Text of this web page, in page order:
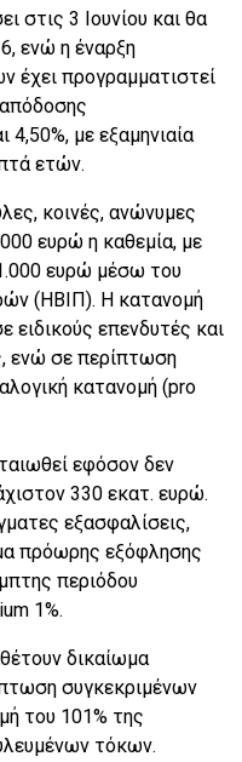
στις 3 Ιουνίου και θα
ενώ η έναρξη
έχει προγραμματιστεί
απόδοσης
4,50%, με εξαμηνιαία
ετών.
κοινές, ανώνυμες
ευρώ η καθεμία, με
ευρώ μέσω του
(ΗΒΙΠ). Η κατανομή
ειδικούς επενδυτές και
ενώ σε περίπτωση
κατανομή (pro
εφόσον δεν
330 εκατ. ευρώ.
εξασφαλίσεις,
πρόωρης εξόφλησης
περιόδου
1%.
δικαίωμα
συγκεκριμένων
του 101% της
τόκων.